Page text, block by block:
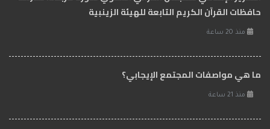
حافظات القرآن الكريم التابعة للهيئة الزينبية
منذ 20 ساعة
ما هي مواصفات المجتمع الإيجابي؟
منذ 21 ساعة